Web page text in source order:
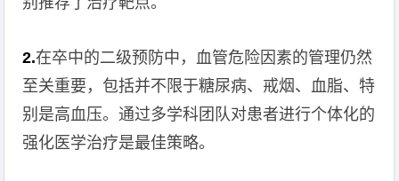
2.在卒中的二级预防中，血管危险因素的管理仍然
至关重要，包括并不限于糖尿病、戒烟、血脂、特
别是高血压。通过多学科团队对患者进行个体化的
强化医学治疗是最佳策略。